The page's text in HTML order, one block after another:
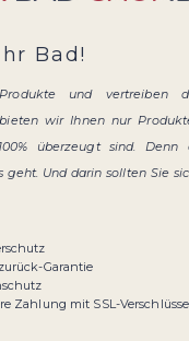
Bad!
und vertreiben
wir Ihnen nur
überzeugt sind. Denn
geht. Und darin sollten Sie
Garantie
Zahlung mit SSL-